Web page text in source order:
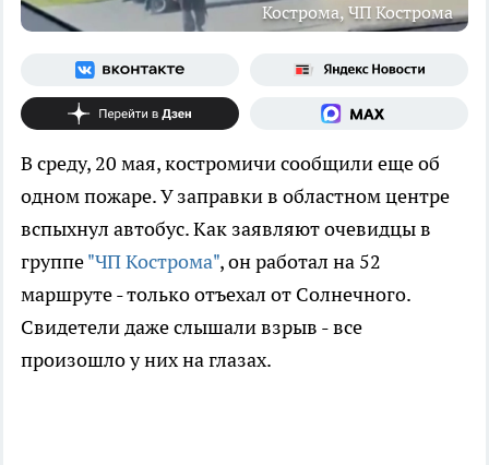
Кострома, ЧП Кострома
В среду, 20 мая, костромичи сообщили еще об
одном пожаре. У заправки в областном центре
вспыхнул автобус. Как заявляют очевидцы в
группе"ЧП Кострома", он работал на 52
маршруте - только отъехал от Солнечного.
Свидетели даже слышали взрыв - все
произошло у них на глазах.